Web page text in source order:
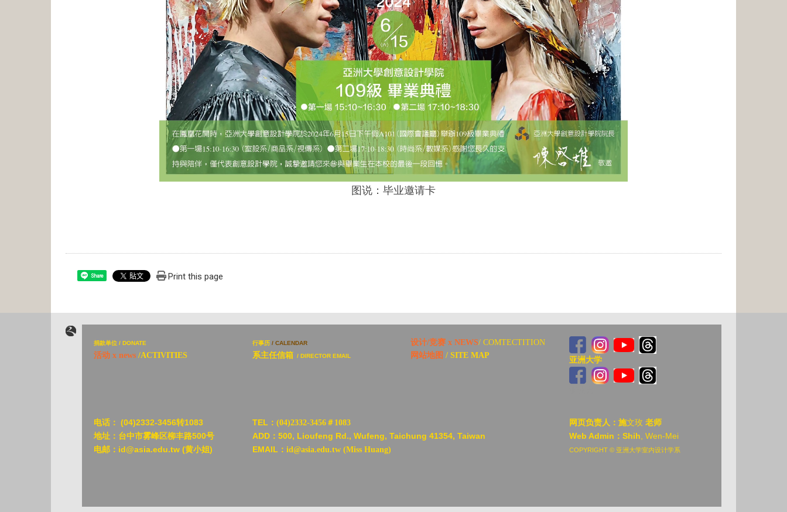
图说：毕业邀请卡
Share Print this page
捐款单位 / DONATE
活动 x news /ACTIVITIES
行事历 / CALENDAR
系主任信箱 / DIRECTOR EMAIL
设计/竞赛 x NEWS/ COMTECTITION
网站地图 / SITE MAP
亚洲大学
电话： (04)2332-3456转1083
地址：台中市雾峰区柳丰路500号
电邮：id@asia.edu.tw (黄小姐)
TEL： (04)2332-3456＃1083
ADD： 500, Lioufeng Rd., Wufeng, Taichung 41354, Taiwan
EMAIL： id@asia.edu.tw (Miss Huang)
网页负责人：施文玫 老师
Web Admin：Shih , Wen-Mei
COPYRIGHT © 亚洲大学室内设计学系